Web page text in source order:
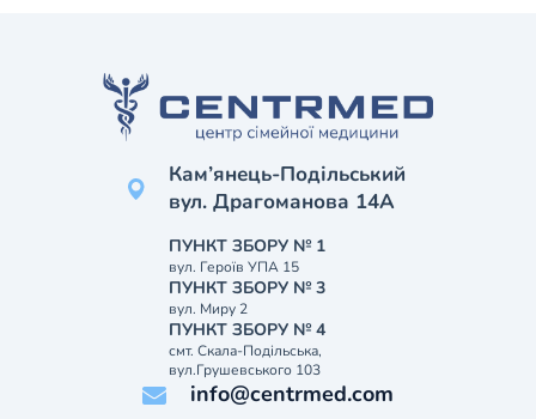
Кам’янець-Подільський
вул. Драгоманова 14А
ПУНКТ ЗБОРУ № 1
вул. Героїв УПА 15
ПУНКТ ЗБОРУ № 3
вул. Миру 2
ПУНКТ ЗБОРУ № 4
смт. Скала-Подільська,
вул.Грушевського 103
info@centrmed.com